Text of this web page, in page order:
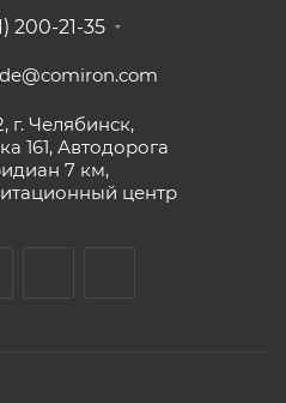
200-21-35
г. Челябинск,
161, Автодорога
7 км,
центр